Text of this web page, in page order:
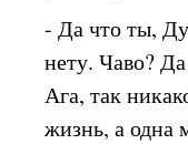
- Да что ты,
нету. Чаво?
Ага, так
жизнь, а одна